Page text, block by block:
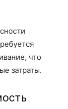
что
затраты.